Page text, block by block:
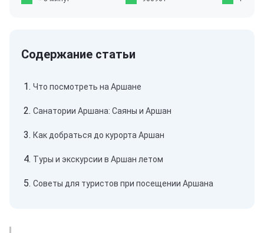
Что посмотреть на Аршане
Санатории Аршана: Саяны и Аршан
Как добраться до курорта Аршан
Туры и экскурсии в Аршан летом
Советы для туристов при посещении Аршана